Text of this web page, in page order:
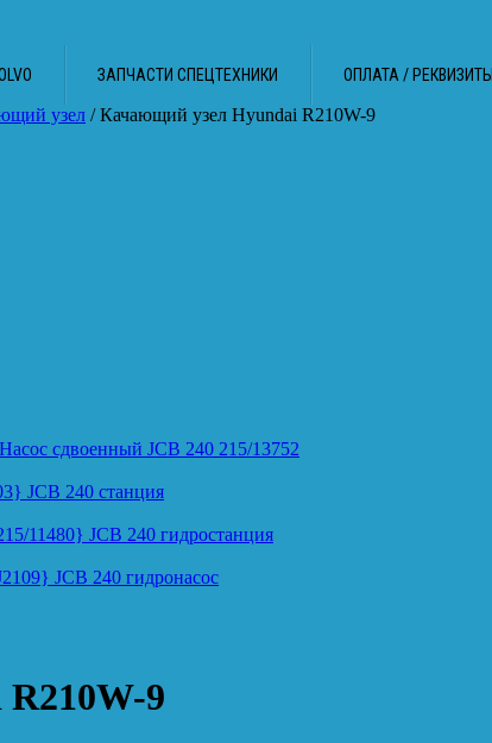
ЗАПЧАСТИ СПЕЦТЕХНИКИ ОПЛАТА / РЕКВИЗИТЫ
узел / Качающий узел Hyundai R210W-9
Насос сдвоенный JCB 240 215/13752
JCB 240 станция
11480} JCB 240 гидростанция
JCB 240 гидронасос
9